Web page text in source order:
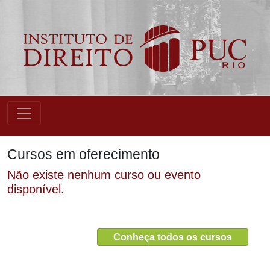
Cursos em oferecimento
Não existe nenhum curso ou evento
disponível.
Conheça todos os cursos